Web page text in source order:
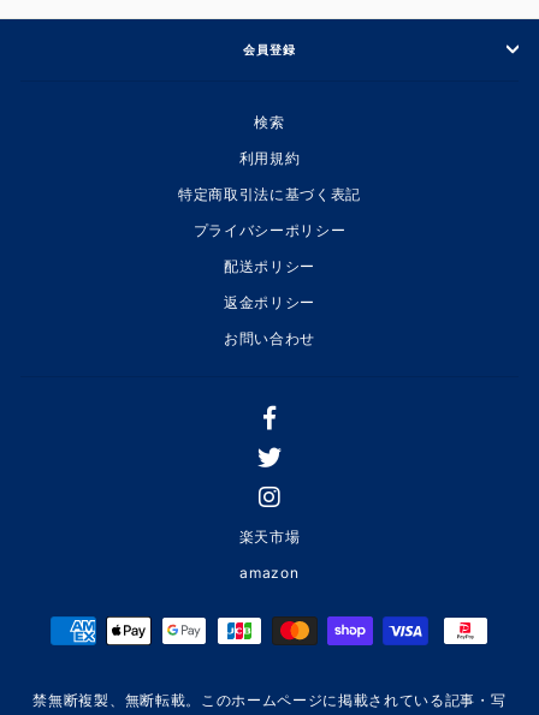
会員登録
検索
利用規約
特定商取引法に基づく表記
プライバシーポリシー
配送ポリシー
返金ポリシー
お問い合わせ
楽天市場
amazon
禁無断複製、無断転載。このホームページに掲載されている記事・写